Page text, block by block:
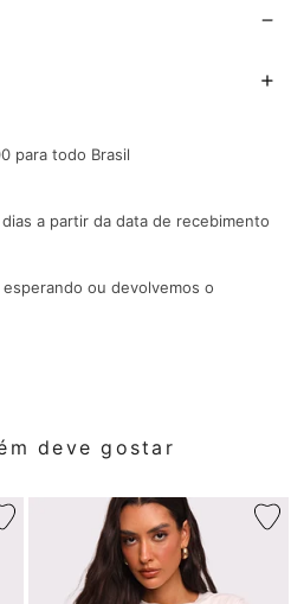
para todo Brasil
a partir da data de recebimento
ou devolvemos o
deve gostar